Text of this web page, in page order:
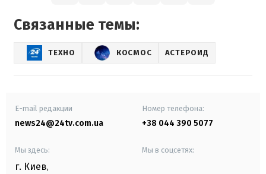
Связанные темы:
ТЕХНО КОСМОС АСТЕРОИД
E-mail редакции
news24@24tv.com.ua
Номер телефона:
+38 044 390 5077
Мы здесь:
г. Киев,
Мы в соцсетях: